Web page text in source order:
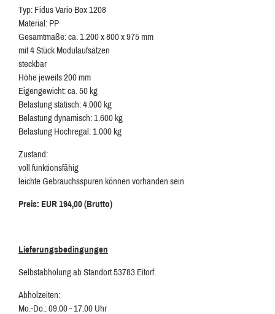
Typ: Fidus Vario Box 1208
Material: PP
Gesamtmaße: ca. 1.200 x 800 x 975 mm
mit 4 Stück Modulaufsätzen
steckbar
Höhe jeweils 200 mm
Eigengewicht: ca. 50 kg
Belastung statisch: 4.000 kg
Belastung dynamisch: 1.600 kg
Belastung Hochregal: 1.000 kg
Zustand:
voll funktionsfähig
leichte Gebrauchsspuren können vorhanden sein
Preis: EUR 194,00 (Brutto)
Lieferungsbedingungen
Selbstabholung ab Standort 53783 Eitorf.
Abholzeiten:
Mo.-Do.: 09.00 - 17.00 Uhr